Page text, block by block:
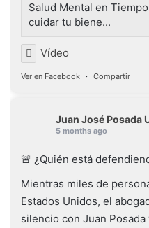
Salud Mental en
cuidar tu biene...
Vídeo
Ver en Facebook · Compartir
Juan José Posada
5 months ago
🚨 ¿Quién está
Mientras miles de
Estados Unidos, el
silencio con Juan